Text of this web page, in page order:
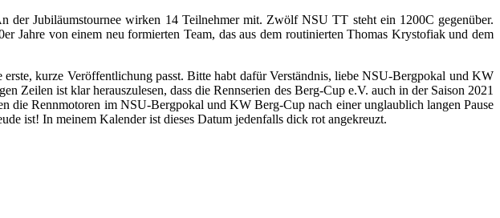
Jubiläumstournee wirken 14 Teilnehmer mit. Zwölf NSU TT steht ein 1200C gegenüber.
Jahre von einem neu formierten Team, das aus dem routinierten Thomas Krystofiak und dem
kurze Veröffentlichung passt. Bitte habt dafür Verständnis, liebe NSU-Bergpokal und KW
Zeilen ist klar herauszulesen, dass die Rennserien des Berg-Cup e.V. auch in der Saison 2021
die Rennmotoren im NSU-Bergpokal und KW Berg-Cup nach einer unglaublich langen Pause
ist! In meinem Kalender ist dieses Datum jedenfalls dick rot angekreuzt.